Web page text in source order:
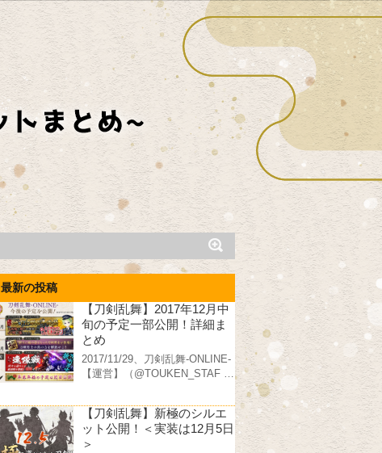
最新の投稿
【刀剣乱舞】2017年12月中
旬の予定一部公開！詳細ま
とめ
2017/11/29、刀剣乱舞-ONLINE-
【運営】（@TOUKEN_STAF …
【刀剣乱舞】新極のシルエ
ット公開！＜実装は12月5日
＞